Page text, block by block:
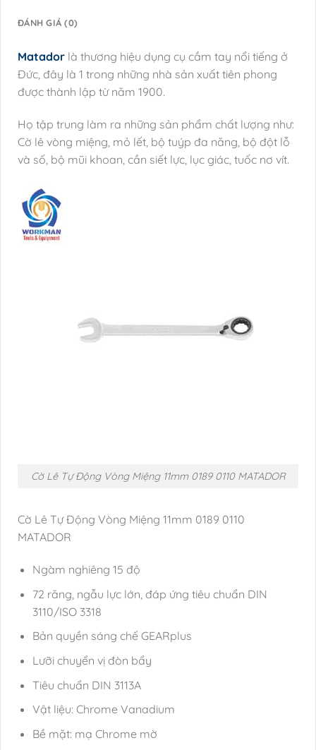
ĐÁNH GIÁ (0)
Matador là thương hiệu dụng cụ cầm tay nổi tiếng ở
Đức, đây là 1 trong những nhà sản xuất tiên phong
được thành lập từ năm 1900.
Họ tập trung làm ra những sản phẩm chất lượng như:
Cờ lê vòng miệng, mỏ lết, bộ tuýp đa năng, bộ đột lỗ
và số, bộ mũi khoan, cần siết lực, lục giác, tuốc nơ vít.
Cờ Lê Tự Động Vòng Miệng 11mm 0189 0110 MATADOR
Cờ Lê Tự Động Vòng Miệng 11mm 0189 0110
MATADOR
Ngàm nghiêng 15 độ
72 răng, ngẫu lực lớn, đáp ứng tiêu chuẩn DIN
3110/ISO 3318
Bản quyền sáng chế GEARplus
Lưỡi chuyển vị đòn bẩy
Tiêu chuẩn DIN 3113A
Vật liệu: Chrome Vanadium
Bề mặt: mạ Chrome mờ